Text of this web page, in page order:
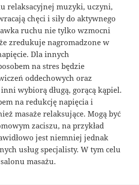
relaksacyjnej muzyki, uczyni,
chęci i siły do aktywnego
ruchu nie tylko wzmocni
zredukuje nagromadzone w
Dla innych
na stres będzie
oddechowych oraz
inni wybiorą długą, gorącą kąpiel.
na redukcję napięcia i
masaże relaksujące. Mogą być
zaciszu, na przykład
jest niemniej jednak
usług specjalisty. W tym celu
masażu.